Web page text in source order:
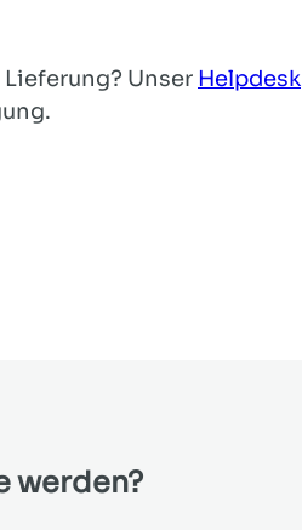
Lieferung? Unser Helpdesk
werden?